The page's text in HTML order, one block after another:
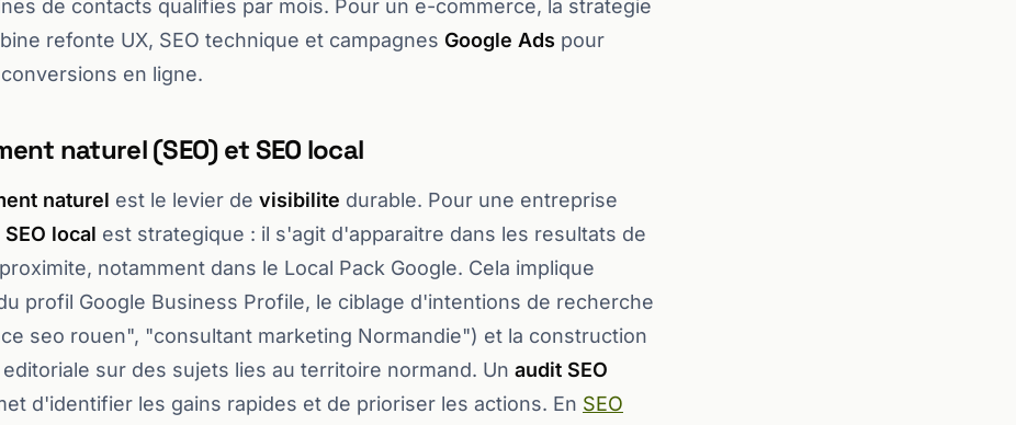
de contacts qualifies par mois. Pour un e-commerce, la strategie
refonte UX, SEO technique et campagnes Google Ads pour
en ligne.
naturel (SEO) et SEO local
naturel est le levier de visibilite durable. Pour une entreprise
SEO local est strategique : il s'agit d'apparaitre dans les resultats de
notamment dans le Local Pack Google. Cela implique
profil Google Business Profile, le ciblage d'intentions de recherche
seo rouen", "consultant marketing Normandie") et la construction
sur des sujets lies au territoire normand. Un audit SEO
d'identifier les gains rapides et de prioriser les actions. En SEO